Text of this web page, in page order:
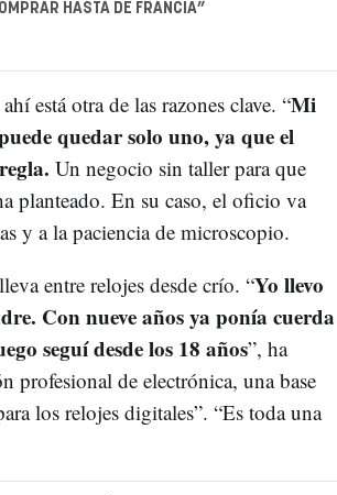
HASTA DE FRANCIA”
está otra de las razones clave. “Mi
quedar solo uno, ya que el
Un negocio sin taller para que
planteado. En su caso, el oficio va
y a la paciencia de microscopio.
entre relojes desde crío. “Yo llevo
Con nueve años ya ponía cuerda
seguí desde los 18 años”, ha
profesional de electrónica, una base
los relojes digitales”. “Es toda una